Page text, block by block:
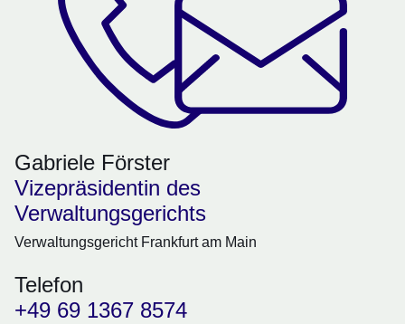
Gabriele Förster
Vizepräsidentin des
Verwaltungsgerichts
Verwaltungsgericht Frankfurt am Main
Telefon
+49 69 1367 8574